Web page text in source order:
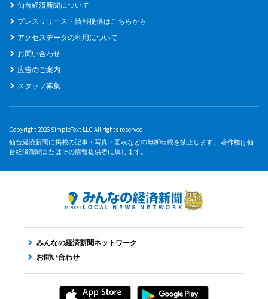
仙台経済新聞について
プレスリリース・情報提供はこちらから
アクセスデータの利用について
お問い合わせ
広告のご案内
スタッフ募集
Copyright 2026 SimpleText LLC All rights reserved.
仙台経済新聞に掲載の記事・写真・図表などの無断転載を禁止します。 著作権は仙
台経済新聞またはその情報提供者に属します。
みんなの経済新聞ネットワーク
お問い合わせ